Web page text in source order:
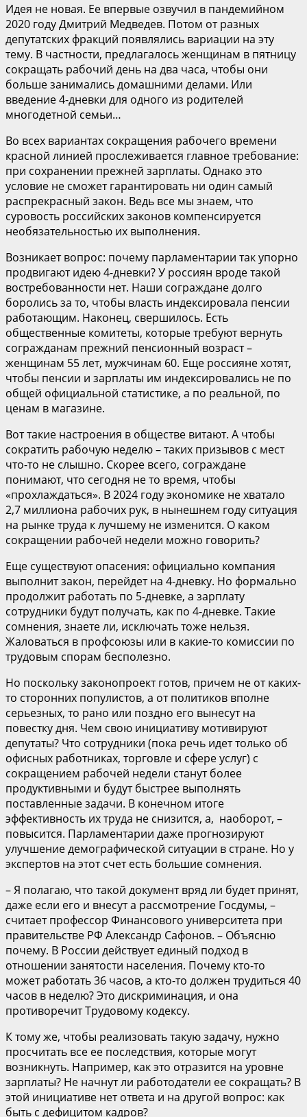
Идея не новая. Ее впервые озвучил в пандемийном
2020 году Дмитрий Медведев. Потом от разных
депутатских фракций появлялись вариации на эту
тему. В частности, предлагалось женщинам в пятницу
сокращать рабочий день на два часа, чтобы они
больше занимались домашними делами. Или
введение 4-дневки для одного из родителей
многодетной семьи…
Во всех вариантах сокращения рабочего времени
красной линией прослеживается главное требование:
при сохранении прежней зарплаты. Однако это
условие не сможет гарантировать ни один самый
распрекрасный закон. Ведь все мы знаем, что
суровость российских законов компенсируется
необязательностью их выполнения.
Возникает вопрос: почему парламентарии так упорно
продвигают идею 4-дневки? У россиян вроде такой
востребованности нет. Наши сограждане долго
боролись за то, чтобы власть индексировала пенсии
работающим. Наконец, свершилось. Есть
общественные комитеты, которые требуют вернуть
согражданам прежний пенсионный возраст –
женщинам 55 лет, мужчинам 60. Еще россияне хотят,
чтобы пенсии и зарплаты им индексировались не по
общей официальной статистике, а по реальной, по
ценам в магазине.
Вот такие настроения в обществе витают. А чтобы
сократить рабочую неделю – таких призывов с мест
что-то не слышно. Скорее всего, сограждане
понимают, что сегодня не то время, чтобы
«прохлаждаться». В 2024 году экономике не хватало
2,7 миллиона рабочих рук, в нынешнем году ситуация
на рынке труда к лучшему не изменится. О каком
сокращении рабочей недели можно говорить?
Еще существуют опасения: официально компания
выполнит закон, перейдет на 4-дневку. Но формально
продолжит работать по 5-дневке, а зарплату
сотрудники будут получать, как по 4-дневке. Такие
сомнения, знаете ли, исключать тоже нельзя.
Жаловаться в профсоюзы или в какие-то комиссии по
трудовым спорам бесполезно.
Но поскольку законопроект готов, причем не от каких-
то сторонних популистов, а от политиков вполне
серьезных, то рано или поздно его вынесут на
повестку дня. Чем свою инициативу мотивируют
депутаты? Что сотрудники (пока речь идет только об
офисных работниках, торговле и сфере услуг) с
сокращением рабочей недели станут более
продуктивными и будут быстрее выполнять
поставленные задачи. В конечном итоге
эффективность их труда не снизится, а, наоборот, –
повысится. Парламентарии даже прогнозируют
улучшение демографической ситуации в стране. Но у
экспертов на этот счет есть большие сомнения.
– Я полагаю, что такой документ вряд ли будет принят,
даже если его и внесут а рассмотрение Госдумы, –
считает профессор Финансового университета при
правительстве РФ Александр Сафонов. – Объясню
почему. В России действует единый подход в
отношении занятости населения. Почему кто-то
может работать 36 часов, а кто-то должен трудиться 40
часов в неделю? Это дискриминация, и она
противоречит Трудовому кодексу.
К тому же, чтобы реализовать такую задачу, нужно
просчитать все ее последствия, которые могут
возникнуть. Например, как это отразится на уровне
зарплаты? Не начнут ли работодатели ее сокращать? В
этой инициативе нет ответа и на другой вопрос: как
быть с дефицитом кадров?